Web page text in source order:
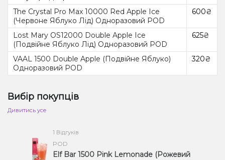
The Crystal Pro Max 10000 Red Apple Ice
(Червоне Яблуко Лід) Одноразовий POD
600₴
Lost Mary OS12000 Double Apple Ice
(Подвійне Яблуко Лід) Одноразовий POD
625₴
VAAL 1500 Double Apple (Подвійне Яблуко)
Одноразовий POD
320₴
Вибір покупців
Дивитись усе
1 Відгуків
POD
Elf Bar 1500 Pink Lemonade (Рожевий